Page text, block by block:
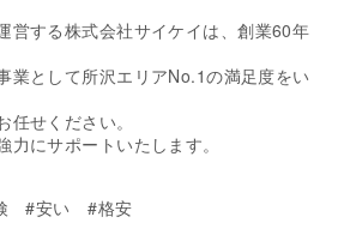
営する株式会社サイケイは、創業60年
業として所沢エリアNo.1の満足度をい
せください。
にサポートいたします。
#安い #格安